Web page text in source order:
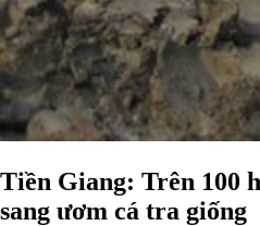
Tiền Giang: Trên 100
sang ươm cá tra giống